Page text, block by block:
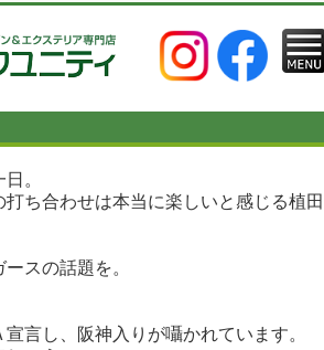
。
ち合わせは本当に楽しいと感じる植田
スの話題を。
言し、阪神入りが囁かれています。